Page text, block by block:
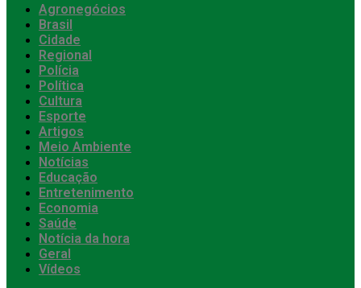
Agronegócios
Brasil
Cidade
Regional
Polícia
Política
Cultura
Esporte
Artigos
Meio Ambiente
Notícias
Educação
Entretenimento
Economia
Saúde
Notícia da hora
Geral
Vídeos